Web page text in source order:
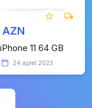
AZN
11 64 GB
24 aprel 2023